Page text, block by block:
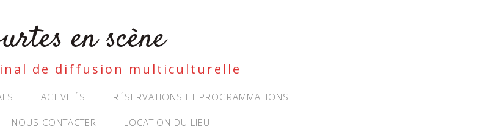
en scène
de diffusion multiculturelle
ACTIVITÉS RÉSERVATIONS ET PROGRAMMATIONS
NOUS CONTACTER LOCATION DU LIEU